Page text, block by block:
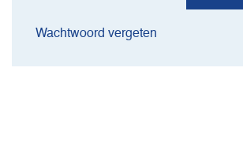
Wachtwoord vergeten